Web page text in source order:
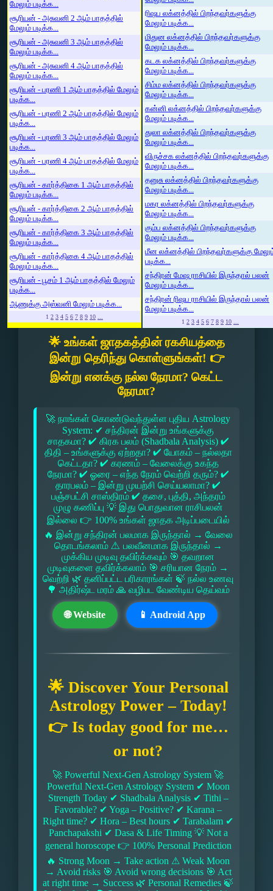
மேலும் படிக்க...
சூரியன் - அசுவனி 2 ஆம் பாதத்தில்
மேலும் படிக்க...
சூரியன் - அசுவனி 3 ஆம் பாதத்தில்
மேலும் படிக்க...
சூரியன் - அசுவனி 4 ஆம் பாதத்தில்
மேலும் படிக்க...
சூரியன் - பரணி 1 ஆம் பாதத்தில் மேலும்
படிக்க...
சூரியன் - பரணி 2 ஆம் பாதத்தில் மேலும்
படிக்க...
சூரியன் - பரணி 3 ஆம் பாதத்தில் மேலும்
படிக்க...
சூரியன் - பரணி 4 ஆம் பாதத்தில் மேலும்
படிக்க...
சூரியன் - கார்த்திகை 1 ஆம் பாதத்தில்
மேலும் படிக்க...
சூரியன் - கார்த்திகை 2 ஆம் பாதத்தில்
மேலும் படிக்க...
சூரியன் - கார்த்திகை 3 ஆம் பாதத்தில்
மேலும் படிக்க...
சூரியன் - கார்த்திகை 4 ஆம் பாதத்தில்
மேலும் படிக்க...
சூரியன் - பூசம் 1 ஆம் பாதத்தில் மேலும்
படிக்க...
ஆணுக்கு அஸ்வனி மேலும் படிக்க...
1 2 3 4 5 6 7 8 9 10 ...
ரிஷப லக்னத்தில் பிறந்தவர்களுக்கு
மேலும் படிக்க...
மிதுன லக்னத்தில் பிறந்தவர்களுக்கு
மேலும் படிக்க...
கடக லக்னத்தில் பிறந்தவர்களுக்கு
மேலும் படிக்க...
சிம்ம லக்னத்தில் பிறந்தவர்களுக்கு
மேலும் படிக்க...
கன்னி லக்னத்தில் பிறந்தவர்களுக்கு
மேலும் படிக்க...
துலா லக்னத்தில் பிறந்தவர்களுக்கு
மேலும் படிக்க...
விருச்சக லக்னத்தில் பிறந்தவர்களுக்கு
மேலும் படிக்க...
தனுசு லக்னத்தில் பிறந்தவர்களுக்கு
மேலும் படிக்க...
மகர லக்னத்தில் பிறந்தவர்களுக்கு
மேலும் படிக்க...
கும்ப லக்னத்தில் பிறந்தவர்களுக்கு
மேலும் படிக்க...
மீன லக்னத்தில் பிறந்தவர்களுக்கு
படிக்க...
சந்திரன் மேஷ ராசியில் இருந்தால் பலன்
மேலும் படிக்க...
சந்திரன் ரிஷப ராசியில் இருந்தால் பலன்
மேலும் படிக்க...
1 2 3 4 5 6 7 8 9 10 ...
🌟 உங்கள் ஜாதகத்தின் ரகசியத்தை
இன்று தெரிந்து கொள்ளுங்கள்! 👉
இன்று எனக்கு நல்ல நேரமா? கெட்ட
நேரமா?
🚀 நாங்கள் கொண்டுவந்துள்ள புதிய Astrology
System: ✔ சந்திரன் இன்று உங்களுக்கு
சாதகமா? ✔ கிரக பலம் (Shadbala Analysis) ✔
திதி – உங்களுக்கு ஏற்றதா? ✔ யோகம் – நல்லதா
கெட்டதா? ✔ கரணம் – வேலைக்கு உகந்த
நேரமா? ✔ ஓரை – எந்த நேரம் வெற்றி தரும்? ✔
தாரபலம் – இன்று முயற்சி செய்யலாமா? ✔
பஞ்சபட்சி சாஸ்திரம் ✔ தசை, புத்தி, அந்தரம்
முழு கணிப்பு 💡 இது பொதுவான ராசிபலன்
இல்லை 👉 100% உங்கள் ஜாதக அடிப்படையில்
🔥 இன்று சந்திரன் பலமாக இருந்தால் → வேலை
தொடங்கலாம் ⚠ பலவீனமாக இருந்தால் →
முக்கிய முடிவு தவிர்க்கவும் 🎯 தவறான
முடிவுகளை தவிர்க்கலாம் 🎯 சரியான நேரம் →
வெற்றி 🌿 தனிப்பட்ட பரிகாரங்கள் 🍃 நல்ல உணவு
🌳 அதிர்ஷ்ட மரம் 🙏 வழிபட வேண்டிய தெய்வம்
🌐 Website 📱 Android App
🌟 Discover Your Personal
Astrology Power – Today!
👉 Is today good for me…
or not?
🚀 Powerful Next-Gen Astrology System 🚀
Powerful Next-Gen Astrology System ✔ Moon
Strength Today ✔ Shadbala Analysis ✔ Tithi –
Favorable? ✔ Yoga – Positive? ✔ Karana –
Right time? ✔ Hora – Best hours ✔ Tarabalam ✔
Panchapakshi ✔ Dasa & Life Timing 💡 Not a
general horoscope 👉 100% Personal Prediction
🔥 Strong Moon → Take action ⚠ Weak Moon
→ Avoid risks 🎯 Avoid wrong decisions 🎯 Act
at right time → Success 🌿 Personal Remedies 🍃